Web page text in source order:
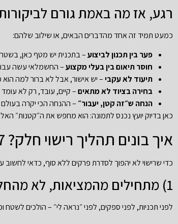
רגע, אז מה באמת גורם
כמעט תמיד זה אחד מהדברים הבאים, או שילוב שלהם:
פער בין תכנון לביצוע– בתכנית יש מטף כאן,
חוסר תיאום בין בעלי מקצוע– החשמלאי עשה
תיעוד לא עקבי– יש אישור, אבל לא ברור למה הוא
בחירה בציוד לא מתאים– קיים, עובד, רק לא
הנחה ש״זה קטן, יעבור״ – ההנחה הכי יקרה בעולם
כאן בדיוק יועץ נכנס לתמונה: הוא מחפש את ה״קטנות״
איך בונים תהליך רישוי חלק? 7 תחנות שחייבים לעבור
כדי שרישוי לא יהפוך לסדרת פרקים ללא סוף, כדאי לחשוב
1) מתחילים מהמציאות, לא מהחלום
לפני תכניות, לפני ספקים, לפני ״נראה לי״ – הולכים לשטח